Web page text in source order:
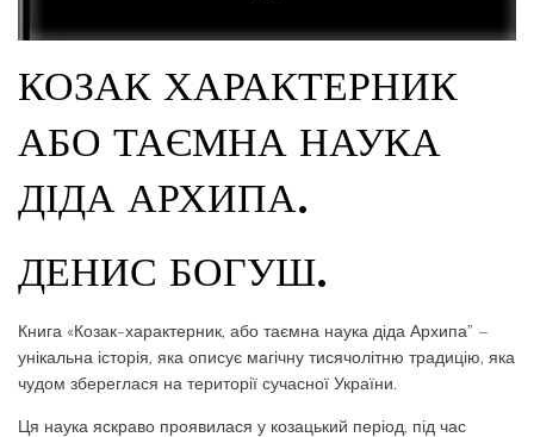
КОЗАК ХАРАКТЕРНИК
АБО ТАЄМНА НАУКА
ДІДА АРХИПА.
ДЕНИС БОГУШ.
Книга «Козак-характерник, або таємна наука діда Архипа” –
унікальна історія, яка описує магічну тисячолітню традицію, яка
чудом збереглася на території сучасної України.
Ця наука яскраво проявилася у козацький період, під час